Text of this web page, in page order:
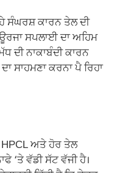
ਸੰਘਰਸ਼ ਕਾਰਨ ਤੇਲ ਦੀ
ਸਪਲਾਈ ਦਾ ਅਹਿਮ
ਦੀ ਨਾਕਾਬੰਦੀ ਕਾਰਨ
ਸਾਹਮਣਾ ਕਰਨਾ ਪੈ ਰਿਹਾ
ਅਤੇ ਹੋਰ ਤੇਲ
‘ਤੇ ਵੱਡੀ ਸੱਟ ਵੱਜੀ ਹੈ।